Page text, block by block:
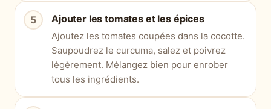
Ajouter les tomates et les épices
Ajoutez les tomates coupées dans la cocotte.
Saupoudrez le curcuma, salez et poivrez
légèrement. Mélangez bien pour enrober
tous les ingrédients.